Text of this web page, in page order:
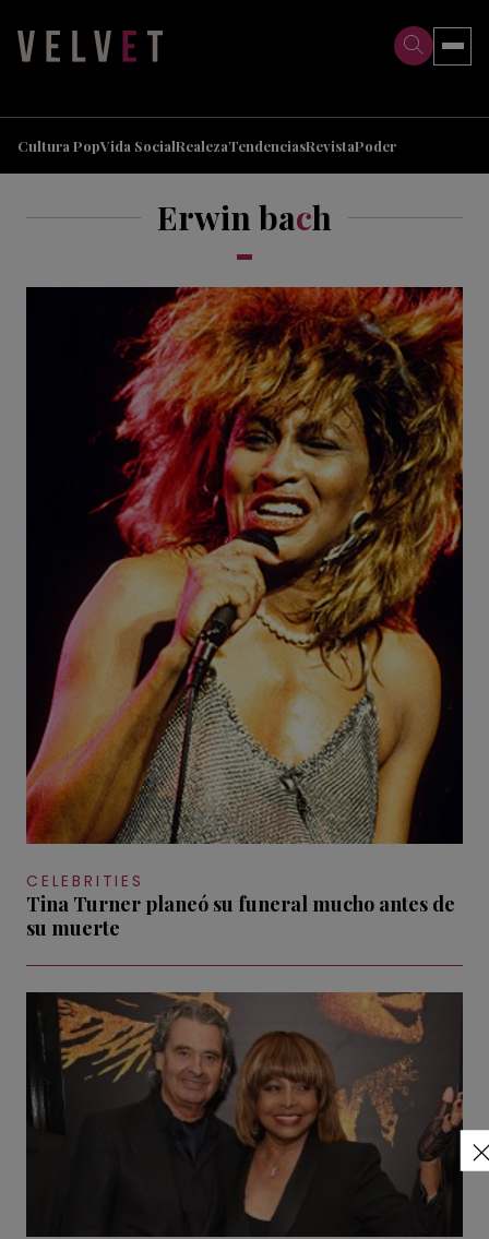
Cultura PopVida SocialRealezaTendenciasRevistaPoder
Erwin bach
CELEBRITIES
Tina Turner planeó su funeral mucho antes de
su muerte